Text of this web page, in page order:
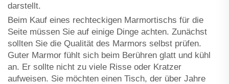
darstellt.
Beim Kauf eines rechteckigen Marmortischs für die
Seite müssen Sie auf einige Dinge achten. Zunächst
sollten Sie die Qualität des Marmors selbst prüfen.
Guter Marmor fühlt sich beim Berühren glatt und kühl
an. Er sollte nicht zu viele Risse oder Kratzer
aufweisen. Sie möchten einen Tisch, der über Jahre